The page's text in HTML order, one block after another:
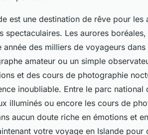
est une destination de rêve pour
spectaculaires. Les aurores
année des milliers de voyageurs
amateur ou un simple
et des cours de photographie
inoubliable. Entre le parc
illuminés ou encore les cours de
aucun doute riche en émotions et
votre voyage en Islande pour